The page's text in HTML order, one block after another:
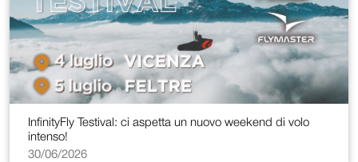
InfinityFly Testival: ci aspetta un nuovo weekend di volo
intenso!
30/06/2026